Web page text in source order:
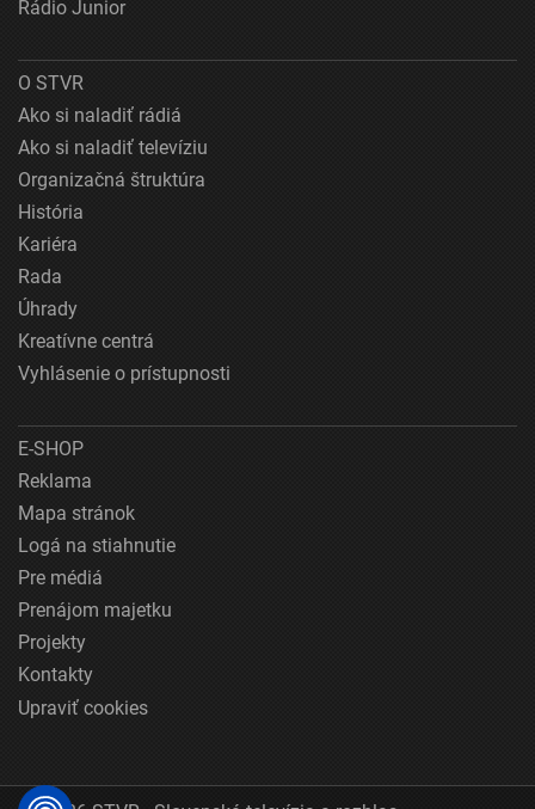
Rádio Junior
O STVR
Ako si naladiť rádiá
Ako si naladiť televíziu
Organizačná štruktúra
História
Kariéra
Rada
Úhrady
Kreatívne centrá
Vyhlásenie o prístupnosti
E-SHOP
Reklama
Mapa stránok
Logá na stiahnutie
Pre médiá
Prenájom majetku
Projekty
Kontakty
Upraviť cookies